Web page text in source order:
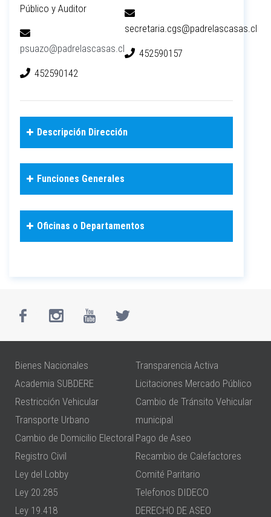
Público y Auditor
psuazo@padrelascasas.cl
452590142
secretaria.cgs@padrelascasas.cl
452590157
Descripción Dirección
Funciones Generales
Oficinas o Departamentos
Bienes Nacionales
Academia SUBDERE
Restricción Vehicular
Transporte Urbano
Cambio de Domicilio Electoral
Registro Civil
Ley del Lobby
Ley 20.285
Ley 19.418
Transparencia Activa
Licitaciones Mercado Público
Cambio de Tránsito Vehicular
municipal
Pago de Aseo
Recambio de Calefactores
Comité Paritario
Telefonos DIDECO
DERECHO DE ASEO